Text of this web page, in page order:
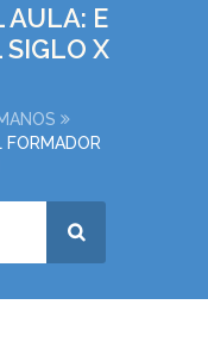
AULA: E
SIGLO X
FORMADOR